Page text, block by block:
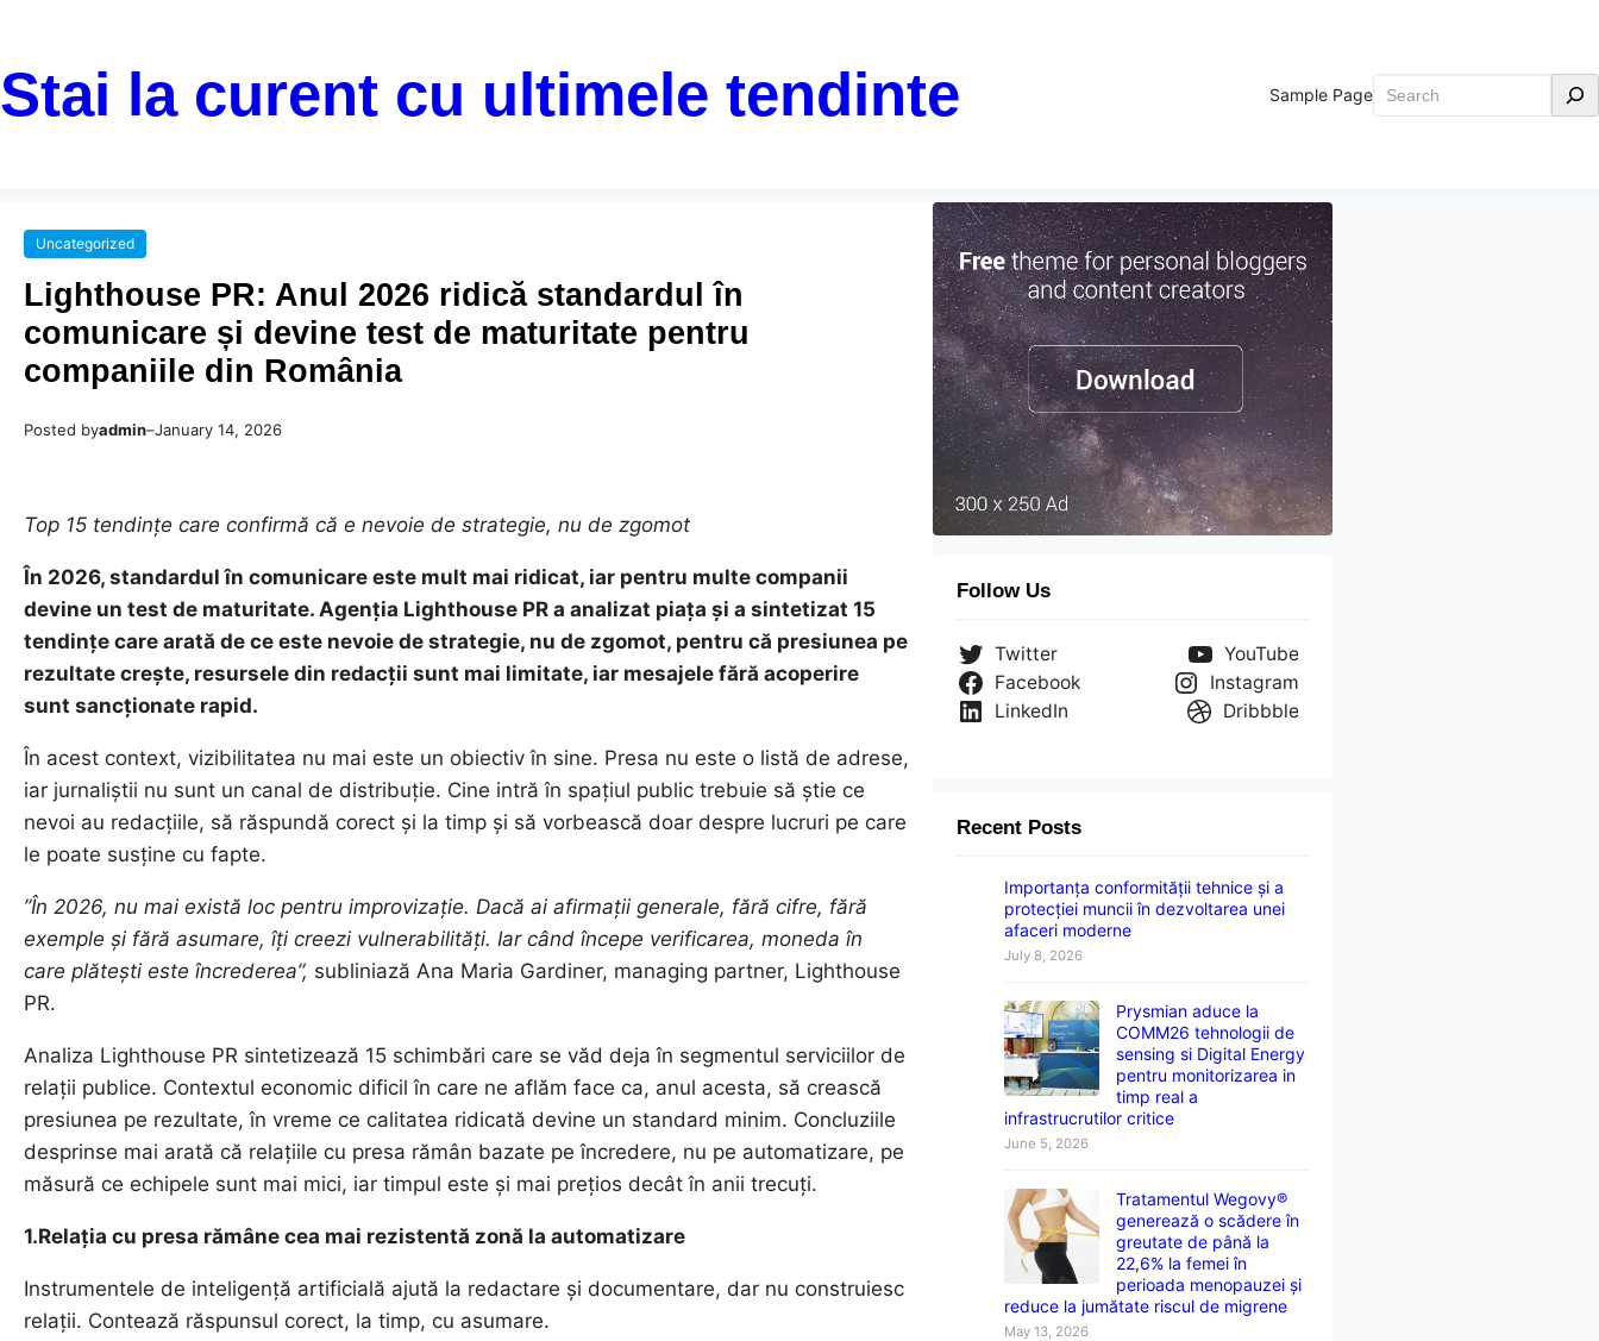
Stai la curent cu ultimele tendinte Sample Page Search
Uncategorized
Lighthouse PR: Anul 2026 ridică standardul în
comunicare și devine test de maturitate pentru
companiile din România
Posted byadmin–January 14, 2026
Top 15 tendințe care confirmă că e nevoie de strategie, nu de zgomot
În 2026, standardul în comunicare este mult mai ridicat, iar pentru multe companii
devine un test de maturitate. Agenția Lighthouse PR a analizat piața și a sintetizat 15
tendințe care arată de ce este nevoie de strategie, nu de zgomot, pentru că presiunea pe
rezultate crește, resursele din redacții sunt mai limitate, iar mesajele fără acoperire
sunt sancționate rapid.
În acest context, vizibilitatea nu mai este un obiectiv în sine. Presa nu este o listă de adrese,
iar jurnaliștii nu sunt un canal de distribuție. Cine intră în spațiul public trebuie să știe ce
nevoi au redacțiile, să răspundă corect și la timp și să vorbească doar despre lucruri pe care
le poate susține cu fapte.
”În 2026, nu mai există loc pentru improvizație. Dacă ai afirmații generale, fără cifre, fără
exemple și fără asumare, îți creezi vulnerabilități. Iar când începe verificarea, moneda în
care plătești este încrederea”, subliniază Ana Maria Gardiner, managing partner, Lighthouse
PR.
Analiza Lighthouse PR sintetizează 15 schimbări care se văd deja în segmentul serviciilor de
relații publice. Contextul economic dificil în care ne aflăm face ca, anul acesta, să crească
presiunea pe rezultate, în vreme ce calitatea ridicată devine un standard minim. Concluziile
desprinse mai arată că relațiile cu presa rămân bazate pe încredere, nu pe automatizare, pe
măsură ce echipele sunt mai mici, iar timpul este și mai prețios decât în anii trecuți.
1.Relația cu presa rămâne cea mai rezistentă zonă la automatizare
Instrumentele de inteligență artificială ajută la redactare și documentare, dar nu construiesc
relații. Contează răspunsul corect, la timp, cu asumare.
Follow Us
Twitter
YouTube
Facebook
Instagram
LinkedIn
Dribbble
Recent Posts
Importanța conformității tehnice și a
protecției muncii în dezvoltarea unei
afaceri moderne
July 8, 2026
Prysmian aduce la
COMM26 tehnologii de
sensing si Digital Energy
pentru monitorizarea in
timp real a
infrastrucrutilor critice
June 5, 2026
Tratamentul Wegovy®
generează o scădere în
greutate de până la
22,6% la femei în
perioada menopauzei și
reduce la jumătate riscul de migrene
May 13, 2026